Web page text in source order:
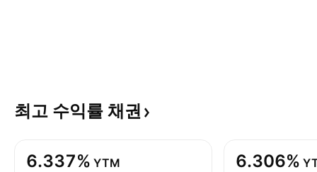
최고 수익률 채권
6.337% YTM 6.306%